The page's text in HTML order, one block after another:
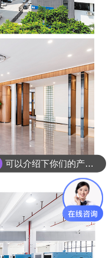
可以介绍下你们的产品么
你们是怎么收费的呢